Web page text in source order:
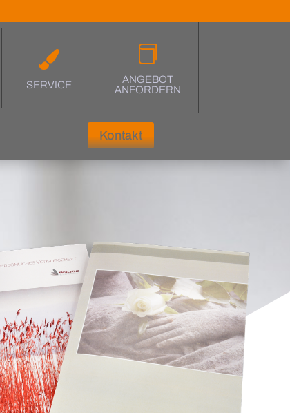

SERVICE

ANGEBOT
ANFORDERN
Kontakt